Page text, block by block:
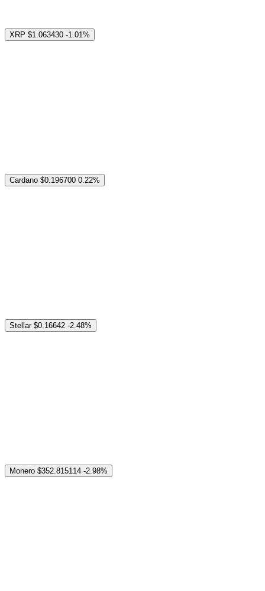
XRP $1.063430 -1.01%
Cardano $0.196700 0.22%
Stellar $0.16642 -2.48%
Monero $352.815114 -2.98%